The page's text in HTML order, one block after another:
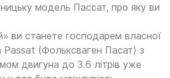
модель Пассат, про яку ви
ви станете господарем власної
(Фольксваген Пасат) з
двигуна до 3.6 літрів уже